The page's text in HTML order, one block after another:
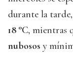
durante la
18 °C, mientras
nubosos y